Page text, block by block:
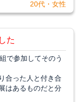
20代・女性
た
で参加してそのう
合った人と付き合
はあるものだと分